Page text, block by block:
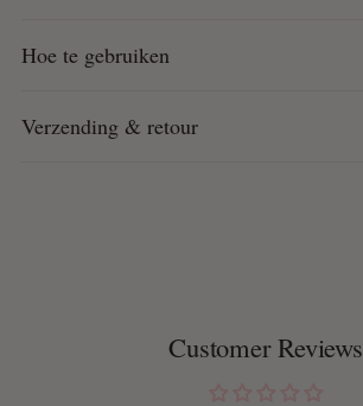
Hoe te gebruiken
Verzending & retour
Customer Reviews